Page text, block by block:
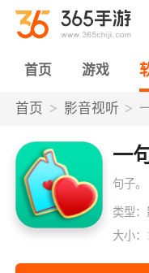
首页 游戏
首页 影音视听
一
句子。
类型
大小：